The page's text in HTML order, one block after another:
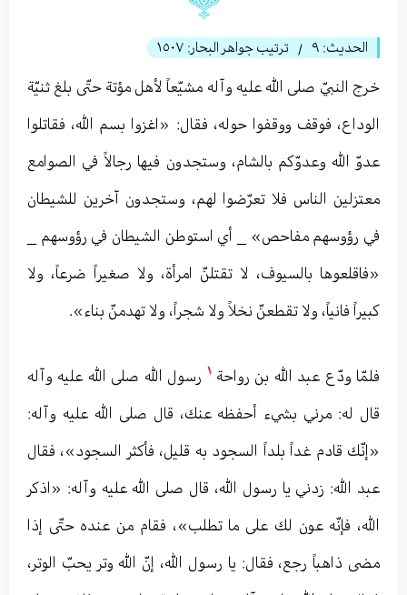
الحديث: ٩ / ترتيب جواهر البحار: ١٥٠٧
خرج النبيّ صلى الله عليه وآله مشيّعاً لأهل مؤتة حتّى بلغ ثنيّة
الوداع، فوقف ووقفوا حوله، فقال: «اغزوا بسم الله، فقاتلوا
عدوّ الله وعدوّكم بالشام، وستجدون فيها رجالاً في الصوامع
معتزلين الناس فلا تعرّضوا لهم، وستجدون آخرين للشيطان
في رؤوسهم مفاحص» _ أي استوطن الشيطان في رؤوسهم _
«فاقلعوها بالسيوف، لا تقتلنّ امرأة، ولا صغيراً ضرعاً، ولا
كبيراً فانياً، ولا تقطعنّ نخلاً ولا شجراً، ولا تهدمنّ بناء».
فلمّا ودّع عبد الله بن رواحة
رسول الله صلى الله عليه وآله
قال له: مرني بشيء أحفظه عنك، قال صلى الله عليه وآله:
«إنّك قادم غداً بلداً السجود به قليل، فأكثر السجود»، فقال
عبد الله: زدني يا رسول الله، قال صلى الله عليه وآله: «اذكر
الله، فإنّه عون لك على ما تطلب»، فقام من عنده حتّى إذا
مضى ذاهباً رجع، فقال: يا رسول الله، إنّ الله وتر يحبّ الوتر،